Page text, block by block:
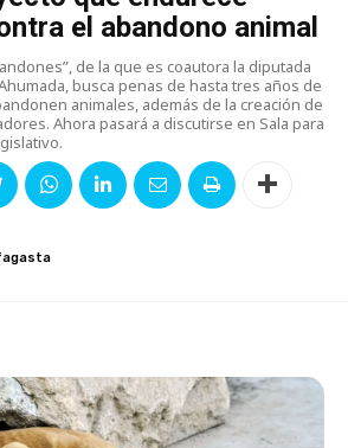
el abandono animal
de la que es coautora la diputada
busca penas de hasta tres años de
animales, además de la creación de
Ahora pasará a discutirse en Sala para